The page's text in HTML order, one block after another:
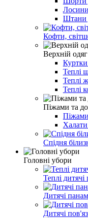
Лосини
Штани
Кофти,
Верхній
Куртки
Теплі
Теплі
Теплі
Піжами та
Піжами
Халати
Спідня
Головні убори
Теплі
Дитячі
Дитячі